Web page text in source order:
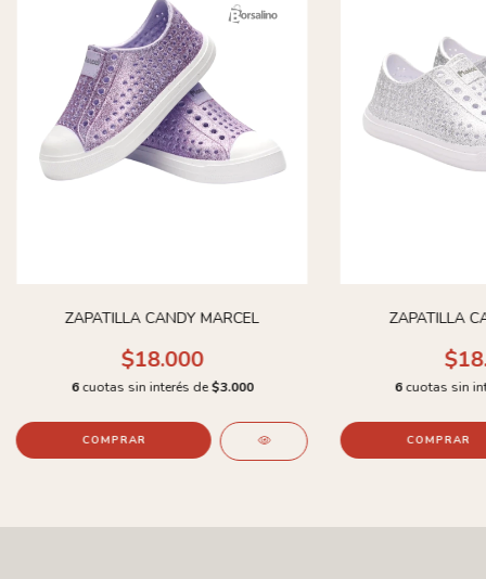
ZAPATILLA CANDY MARCEL
$18.000
6 cuotas sin interés de$3.000
COMPRAR
ZAPATILLA
6cuotas sin
COMPRAR